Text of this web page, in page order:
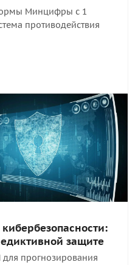
Минцифры с 1
противодействия
защите
прогнозирования